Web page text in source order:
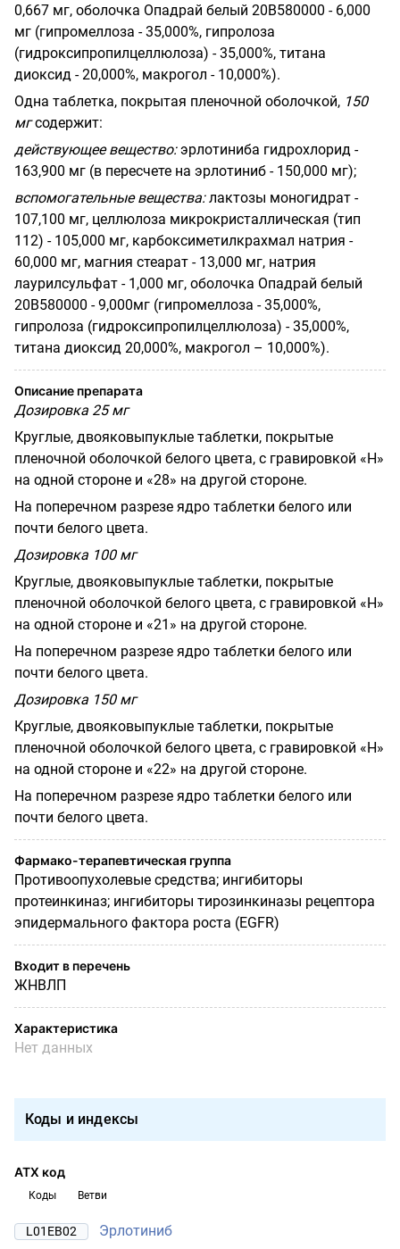
0,667 мг, оболочка Опадрай белый 20B580000 - 6,000
мг (гипромеллоза - 35,000%, гипролоза
(гидроксипропилцеллюлоза) - 35,000%, титана
диоксид - 20,000%, макрогол - 10,000%).
Одна таблетка, покрытая пленочной оболочкой, 150
мгсодержит:
действующее вещество:эрлотиниба гидрохлорид -
163,900 мг (в пересчете на эрлотиниб - 150,000 мг);
вспомогательные вещества:лактозы моногидрат -
107,100 мг, целлюлоза микрокристаллическая (тип
112) - 105,000 мг, карбоксиметилкрахмал натрия -
60,000 мг, магния стеарат - 13,000 мг, натрия
лаурилсульфат - 1,000 мг, оболочка Опадрай белый
20B580000 - 9,000мг (гипромеллоза - 35,000%,
гипролоза (гидроксипропилцеллюлоза) - 35,000%,
титана диоксид 20,000%, макрогол – 10,000%).
Описание препарата
Дозировка 25 мг
Круглые, двояковыпуклые таблетки, покрытые
пленочной оболочкой белого цвета, с гравировкой «H»
на одной стороне и «28» на другой стороне.
На поперечном разрезе ядро таблетки белого или
почти белого цвета.
Дозировка 100 мг
Круглые, двояковыпуклые таблетки, покрытые
пленочной оболочкой белого цвета, с гравировкой «H»
на одной стороне и «21» на другой стороне.
На поперечном разрезе ядро таблетки белого или
почти белого цвета.
Дозировка 150 мг
Круглые, двояковыпуклые таблетки, покрытые
пленочной оболочкой белого цвета, с гравировкой «H»
на одной стороне и «22» на другой стороне.
На поперечном разрезе ядро таблетки белого или
почти белого цвета.
Фармако-терапевтическая группа
Противоопухолевые средства; ингибиторы
протеинкиназ; ингибиторы тирозинкиназы рецептора
эпидермального фактора роста (EGFR)
Входит в перечень
ЖНВЛП
Характеристика
Нет данных
Коды и индексы
АТХ код
Коды Ветви
L01EB02 Эрлотиниб